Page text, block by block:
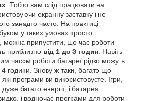
. Тобто вам слід працювати на
екранну заставку і не
занадто часто. На практиці
у таких умовах просто
припустити, що час роботи
приблизно від 1 до 3 годин . Навіть
часом роботи батареї рідко можуть
години. Знову ж таки, багато що
програми ви використовуєте. Ігри,
багато енергії, і батарея
і водночас програми для роботи